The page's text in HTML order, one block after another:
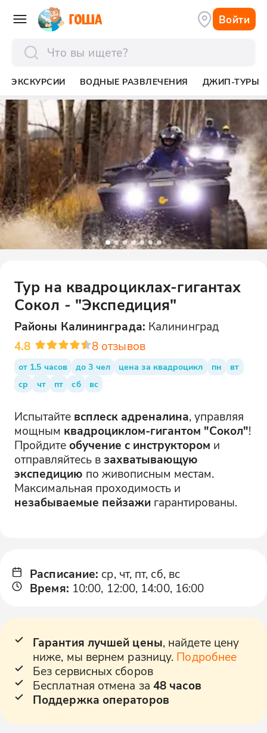
Войти
ЭКСКУРСИИ ВОДНЫЕ РАЗВЛЕЧЕНИЯ ДЖИП-ТУРЫ
Тур на квадроциклах-гигантах
Сокол - "Экспедиция"
Районы Калининграда: Калининград
4.8
8 отзывов
от 1.5 часов до 3 чел цена за квадроцикл пн
вт
ср
чт пт сб вс
Испытайте всплеск адреналина, управляя
мощным квадроциклом-гигантом "Сокол"!
Пройдите обучение с инструктором и
отправляйтесь в захватывающую
экспедицию по живописным местам.
Максимальная проходимость и
незабываемые пейзажигарантированы.
Расписание: ср, чт, пт, сб, вс
Время: 10:00, 12:00, 14:00, 16:00
Гарантия лучшей цены, найдете цену
ниже, мы вернем разницу. Подробнее
Без сервисных сборов
Бесплатная отмена за 48 часов
Поддержка операторов